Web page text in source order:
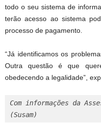
todo o seu sistema de
terão acesso ao sistema
processo de pagamento.
“Já identificamos os
Outra questão é que
obedecendo a legalidade”,
Com informações da
(Susam)